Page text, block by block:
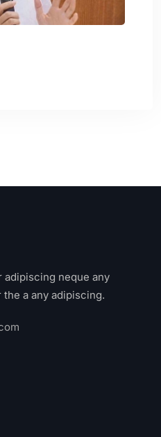
neque any
a any adipiscing.